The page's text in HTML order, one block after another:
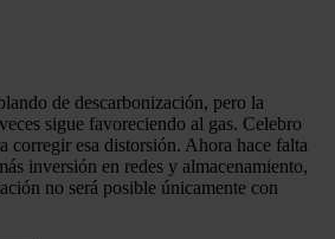
de descarbonización, pero la
sigue favoreciendo al gas. Celebro
corregir esa distorsión. Ahora hace falta
inversión en redes y almacenamiento,
no será posible únicamente con